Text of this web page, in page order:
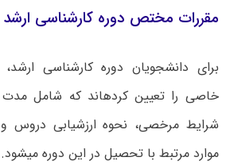
مقررات مختص دوره کارشناسی ارشد
برای دانشجویان دوره کارشناسی
خاصی را تعیین کردهاند که شامل
شرایط مرخصی، نحوه ارزشیابی دروس و
موارد مرتبط با تحصیل در این دوره